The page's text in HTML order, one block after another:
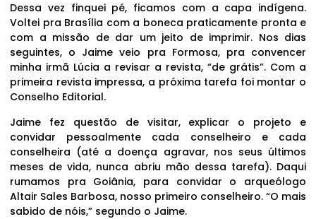
Dessa vez finquei pé, ficamos com a capa indígena.
Voltei pra Brasília com a boneca praticamente pronta e
com a missão de dar um jeito de imprimir. Nos dias
seguintes, o Jaime veio pra Formosa, pra convencer
minha irmã Lúcia a revisar a revista, “de grátis”. Com a
primeira revista impressa, a próxima tarefa foi montar o
Conselho Editorial.
Jaime fez questão de visitar, explicar o projeto e
convidar pessoalmente cada conselheiro e cada
conselheira (até a doença agravar, nos seus últimos
meses de vida, nunca abriu mão dessa tarefa). Daqui
rumamos pra Goiânia, para convidar o arqueólogo
Altair Sales Barbosa, nosso primeiro conselheiro. “O mais
sabido de nóis,” segundo o Jaime.